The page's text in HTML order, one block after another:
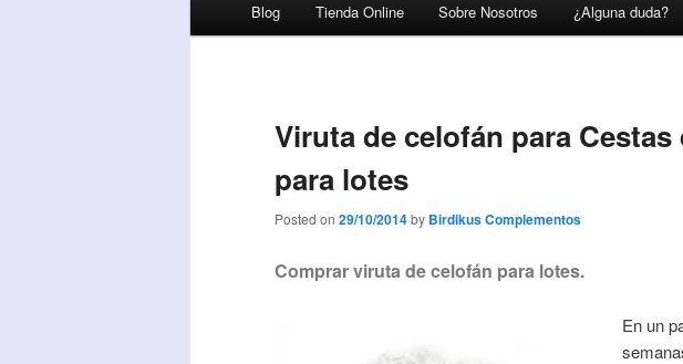
Ir al contenido principal
Ir al contenido secundario
Blog Tienda Online Sobre Nosotros ¿Alguna duda?
Viruta de celofán para Cestas
para lotes
Posted on 29/10/2014by Birdikus Complementos
Comprar viruta de celofán para lotes.
En un